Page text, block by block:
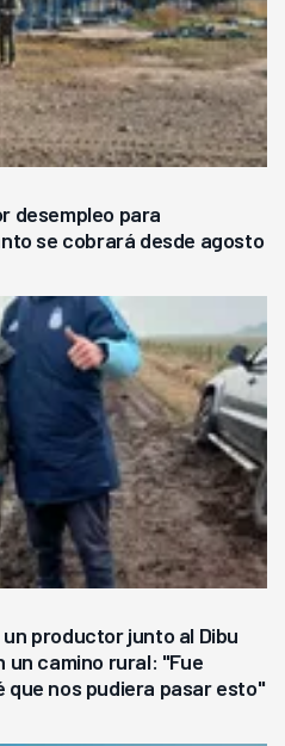
desempleo para
se cobrará desde agosto
productor junto al Dibu
un camino rural: "Fue
que nos pudiera pasar esto"